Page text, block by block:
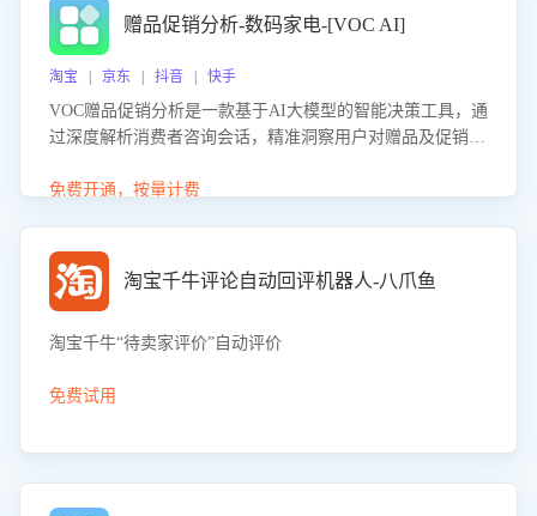
赠品促销分析-数码家电-[VOC AI]
淘宝 | 京东 | 抖音 | 快手
VOC赠品促销分析是一款基于AI大模型的智能决策工具，通
过深度解析消费者咨询会话，精准洞察用户对赠品及促销政
销诉求，帮助企业制定个性化赠品组合策略，优化资源投放
免费开通，按量计费
淘宝千牛评论自动回评机器人-八爪鱼
淘宝千牛“待卖家评价”自动评价
免费试用